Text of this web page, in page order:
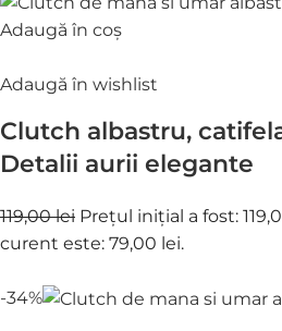
Adaugă în coș
Adaugă în wishlist
Clutch albastru,
Detalii aurii elegante
119,00 lei Prețul inițial a fost:
curent este: 79,00 lei.
-34%